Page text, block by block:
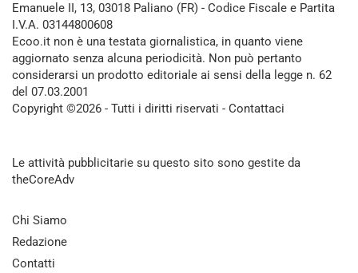
Emanuele II, 13, 03018 Paliano (FR) - Codice Fiscale e Partita
I.V.A. 03144800608
Ecoo.it non è una testata giornalistica, in quanto viene
aggiornato senza alcuna periodicità. Non può pertanto
considerarsi un prodotto editoriale ai sensi della legge n. 62
del 07.03.2001
Copyright ©2026 - Tutti i diritti riservati - Contattaci
Le attività pubblicitarie su questo sito sono gestite da
theCoreAdv
Chi Siamo
Redazione
Contatti